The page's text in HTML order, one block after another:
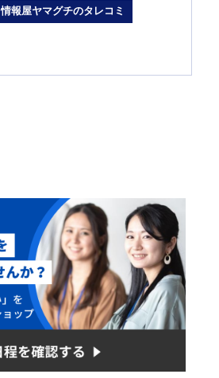
情報屋ヤマグチのタレコミ